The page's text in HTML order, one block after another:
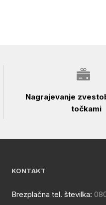
Nagrajevanje
točkami
KONTAKT
Brezplačna tel. številka: